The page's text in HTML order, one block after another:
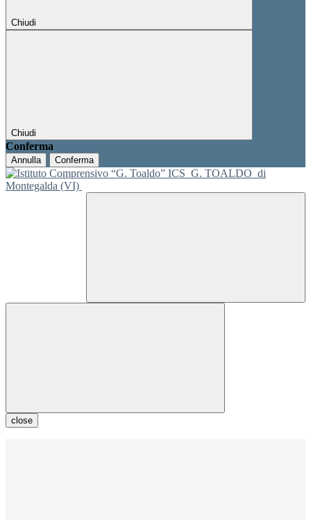
Chiudi
Chiudi
Conferma
Annulla Conferma
ICS G. TOALDO di
Montegalda (VI)
close